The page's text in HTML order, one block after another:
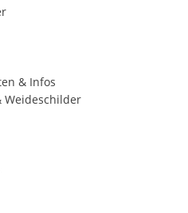
& Infos
Weideschilder